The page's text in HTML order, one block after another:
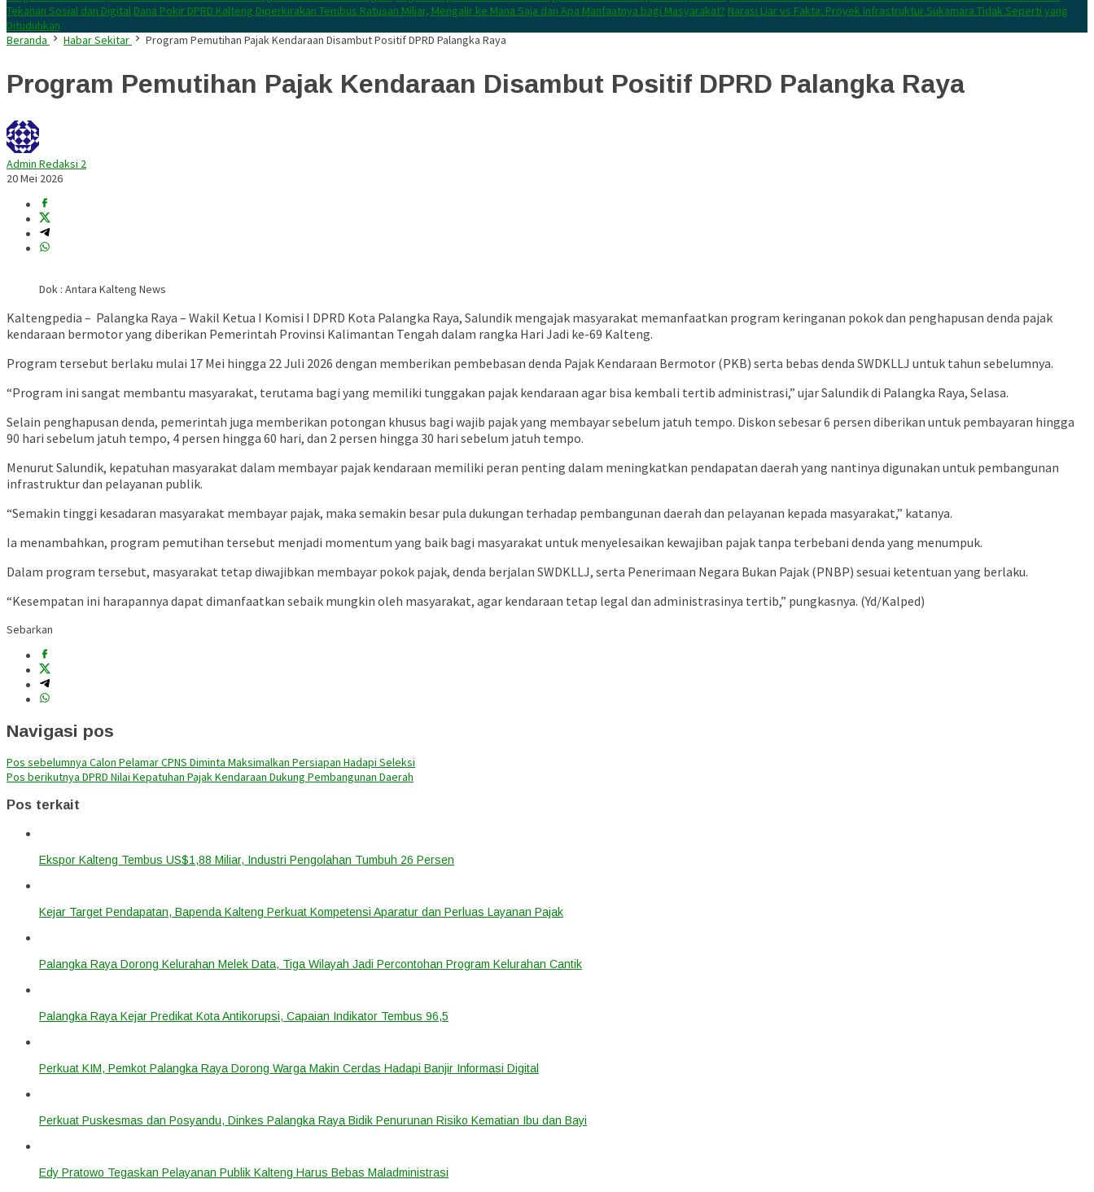
Tekanan Sosial dan Digital Dana Pokir DPRD Kalteng Diperkirakan Tembus Ratusan Miliar, Mengalir ke Mana Saja dan Apa Manfaatnya bagi Masyarakat? Narasi Liar vs Fakta: Proyek Infrastruktur Sukamara Tidak Seperti yang
Dituduhkan
Beranda
Habar Sekitar Program Pemutihan Pajak Kendaraan Disambut Positif DPRD Palangka Raya
Program Pemutihan Pajak Kendaraan Disambut Positif DPRD Palangka Raya
Admin Redaksi 2
20 Mei 2026
Dok : Antara Kalteng News
Kaltengpedia – Palangka Raya – Wakil Ketua I Komisi I DPRD Kota Palangka Raya, Salundik mengajak masyarakat memanfaatkan program keringanan pokok dan penghapusan denda pajak
kendaraan bermotor yang diberikan Pemerintah Provinsi Kalimantan Tengah dalam rangka Hari Jadi ke-69 Kalteng.
Program tersebut berlaku mulai 17 Mei hingga 22 Juli 2026 dengan memberikan pembebasan denda Pajak Kendaraan Bermotor (PKB) serta bebas denda SWDKLLJ untuk tahun sebelumnya.
“Program ini sangat membantu masyarakat, terutama bagi yang memiliki tunggakan pajak kendaraan agar bisa kembali tertib administrasi,” ujar Salundik di Palangka Raya, Selasa.
Selain penghapusan denda, pemerintah juga memberikan potongan khusus bagi wajib pajak yang membayar sebelum jatuh tempo. Diskon sebesar 6 persen diberikan untuk pembayaran hingga
90 hari sebelum jatuh tempo, 4 persen hingga 60 hari, dan 2 persen hingga 30 hari sebelum jatuh tempo.
Menurut Salundik, kepatuhan masyarakat dalam membayar pajak kendaraan memiliki peran penting dalam meningkatkan pendapatan daerah yang nantinya digunakan untuk pembangunan
infrastruktur dan pelayanan publik.
“Semakin tinggi kesadaran masyarakat membayar pajak, maka semakin besar pula dukungan terhadap pembangunan daerah dan pelayanan kepada masyarakat,” katanya.
Ia menambahkan, program pemutihan tersebut menjadi momentum yang baik bagi masyarakat untuk menyelesaikan kewajiban pajak tanpa terbebani denda yang menumpuk.
Dalam program tersebut, masyarakat tetap diwajibkan membayar pokok pajak, denda berjalan SWDKLLJ, serta Penerimaan Negara Bukan Pajak (PNBP) sesuai ketentuan yang berlaku.
“Kesempatan ini harapannya dapat dimanfaatkan sebaik mungkin oleh masyarakat, agar kendaraan tetap legal dan administrasinya tertib,” pungkasnya. (Yd/Kalped)
Sebarkan
Navigasi pos
Pos sebelumnya Calon Pelamar CPNS Diminta Maksimalkan Persiapan Hadapi Seleksi
Pos berikutnya DPRD Nilai Kepatuhan Pajak Kendaraan Dukung Pembangunan Daerah
Pos terkait
Ekspor Kalteng Tembus US$1,88 Miliar, Industri Pengolahan Tumbuh 26 Persen
Kejar Target Pendapatan, Bapenda Kalteng Perkuat Kompetensi Aparatur dan Perluas Layanan Pajak
Palangka Raya Dorong Kelurahan Melek Data, Tiga Wilayah Jadi Percontohan Program Kelurahan Cantik
Palangka Raya Kejar Predikat Kota Antikorupsi, Capaian Indikator Tembus 96,5
Perkuat KIM, Pemkot Palangka Raya Dorong Warga Makin Cerdas Hadapi Banjir Informasi Digital
Perkuat Puskesmas dan Posyandu, Dinkes Palangka Raya Bidik Penurunan Risiko Kematian Ibu dan Bayi
Edy Pratowo Tegaskan Pelayanan Publik Kalteng Harus Bebas Maladministrasi